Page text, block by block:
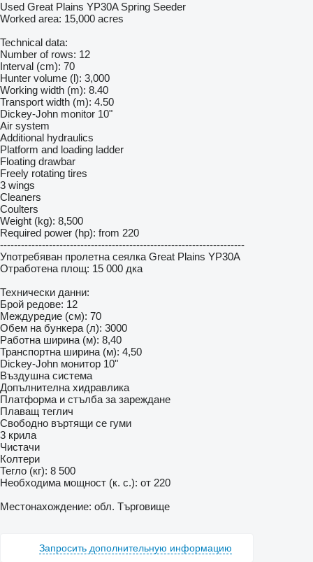
Used Great Plains YP30A Spring Seeder
Worked area: 15,000 acres
Technical data:
Number of rows: 12
Interval (cm): 70
Hunter volume (l): 3,000
Working width (m): 8.40
Transport width (m): 4.50
Dickey-John monitor 10"
Air system
Additional hydraulics
Platform and loading ladder
Floating drawbar
Freely rotating tires
3 wings
Cleaners
Coulters
Weight (kg): 8,500
Required power (hp): from 220
----------------------------------------------------------------------
Употребяван пролетна сеялка Great Plains YP30A
Отработена площ: 15 000 дка
Технически данни:
Брой редове: 12
Междуредие (см): 70
Обем на бункера (л): 3000
Работна ширина (м): 8,40
Транспортна ширина (м): 4,50
Dickey-John монитор 10"
Въздушна система
Допълнителна хидравлика
Платформа и стълба за зареждане
Плаващ теглич
Свободно въртящи се гуми
3 крила
Чистачи
Колтери
Тегло (кг): 8 500
Необходима мощност (к. с.): от 220
Местонахождение: обл. Търговище
Запросить дополнительную информацию